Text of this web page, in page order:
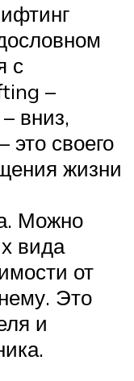
с
–
вниз,
это своего
жизни
Можно
вида
от
Это
и